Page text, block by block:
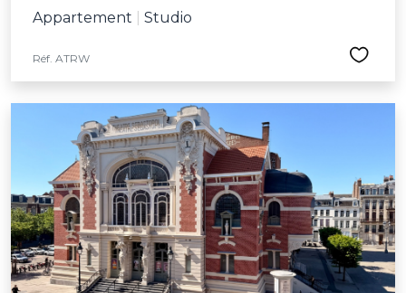
Appartement Studio
Réf. ATRW